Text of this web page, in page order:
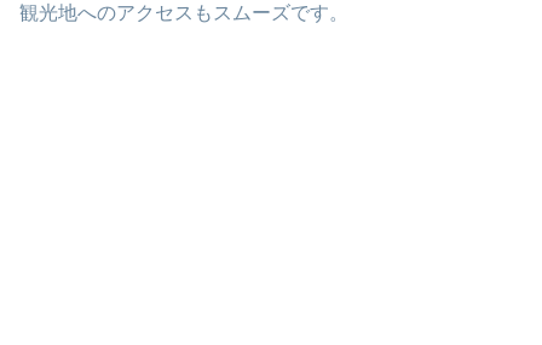
観光地へのアクセスもスムーズです。